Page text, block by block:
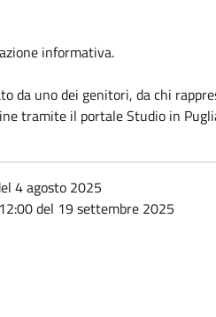
informativa.
da uno dei genitori, da chi
tramite il portale Studio in
4 agosto 2025
del 19 settembre 2025